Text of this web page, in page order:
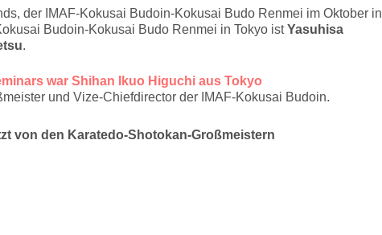
der IMAF-Kokusai Budoin-Kokusai Budo Renmei im Oktober in
Budoin-Kokusai Budo Renmei in Tokyo istYasuhisa
.
war Shihan Ikuo Higuchi aus Tokyo
und Vize-Chiefdirector der IMAF-Kokusai Budoin.
von den Karatedo-Shotokan-Großmeistern